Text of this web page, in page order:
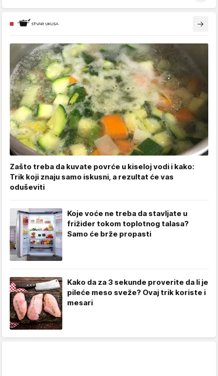
Zašto treba da kuvate povrće u kiseloj vodi i kako:
Trik koji znaju samo iskusni, a rezultat će vas
oduševiti
Koje voće ne treba da stavljate u
frižider tokom toplotnog talasa?
Samo će brže propasti
Kako da za 3 sekunde proverite da li je
pileće meso sveže? Ovaj trik koriste i
mesari